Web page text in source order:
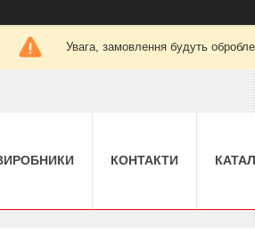
Увага, замовлення будуть
КОНТАКТИ